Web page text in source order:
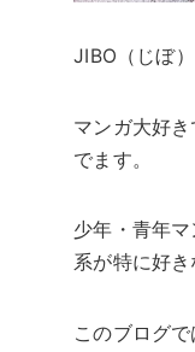
JIBO（じぼ
マンガ大好
でます。
少年・青年
系が特に好き
このブログ